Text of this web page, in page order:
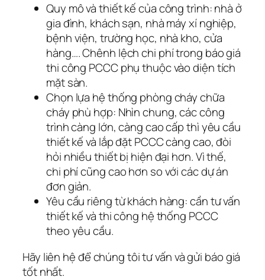
Quy mô và thiết kế của công trình: nhà ở
gia đình, khách sạn, nhà máy xí nghiệp,
bệnh viện, trường học, nhà kho, cửa
hàng…. Chênh lệch chi phí trong báo giá
thi công PCCC phụ thuộc vào diện tích
mặt sàn.
Chọn lựa hệ thống phòng cháy chữa
cháy phù hợp: Nhìn chung, các công
trình càng lớn, càng cao cấp thì yêu cầu
thiết kế và lắp đặt PCCC càng cao, đòi
hỏi nhiều thiết bị hiện đại hơn. Vì thế,
chi phí cũng cao hơn so với các dự án
đơn giản.
Yêu cầu riêng từ khách hàng: cần tư vấn
thiết kế và thi công hệ thống PCCC
theo yêu cầu.
Hãy liên hệ để chúng tôi tư vấn và gửi báo giá
tốt nhất.